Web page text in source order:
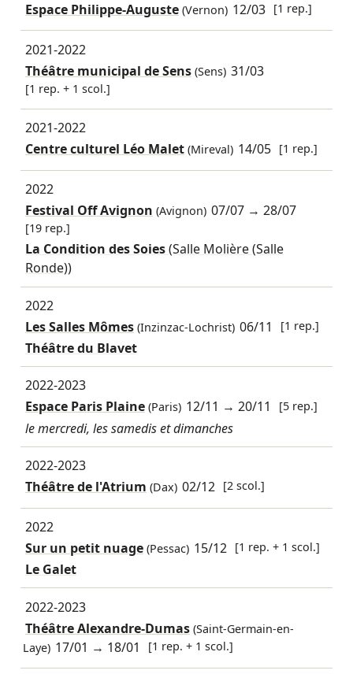
Espace Philippe-Auguste(Vernon) 12/03 [1 rep.]
2021-2022
Théâtre municipal de Sens(Sens) 31/03
[1 rep. + 1 scol.]
2021-2022
Centre culturel Léo Malet(Mireval) 14/05 [1 rep.]
2022
Festival Off Avignon (Avignon) 07/07 →28/07
[19 rep.]
La Condition des Soies(Salle Molière (Salle
Ronde))
2022
Les Salles Mômes(Inzinzac-Lochrist) 06/11 [1 rep.]
Théâtre du Blavet
2022-2023
Espace Paris Plaine(Paris) 12/11 →20/11 [5 rep.]
le mercredi, les samedis et dimanches
2022-2023
Théâtre de l'Atrium (Dax) 02/12 [2 scol.]
2022
Sur un petit nuage(Pessac) 15/12 [1 rep. + 1 scol.]
Le Galet
2022-2023
Théâtre Alexandre-Dumas(Saint-Germain-en-
Laye) 17/01 → 18/01 [1 rep. + 1 scol.]